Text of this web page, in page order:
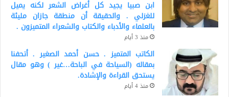
ابن صبيا يجيد كل أغراض الشعر لكنه يميل
للغزلي . والحقيقة أن منطقة جازان مليئة
بالعلماء والأدباء والكتاب والشعراء المتميزون .
منذ 3 أيام
الكاتب المتميز . حسن أحمد الصغير . أتحفنا
بمقاله (السياحة في الباحة…غير ) وهو مقال
يستحق القراءة والإشادة.
منذ 4 أيام